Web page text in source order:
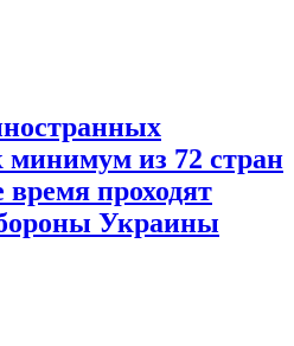
минимум из 72 стран
проходят
Украины